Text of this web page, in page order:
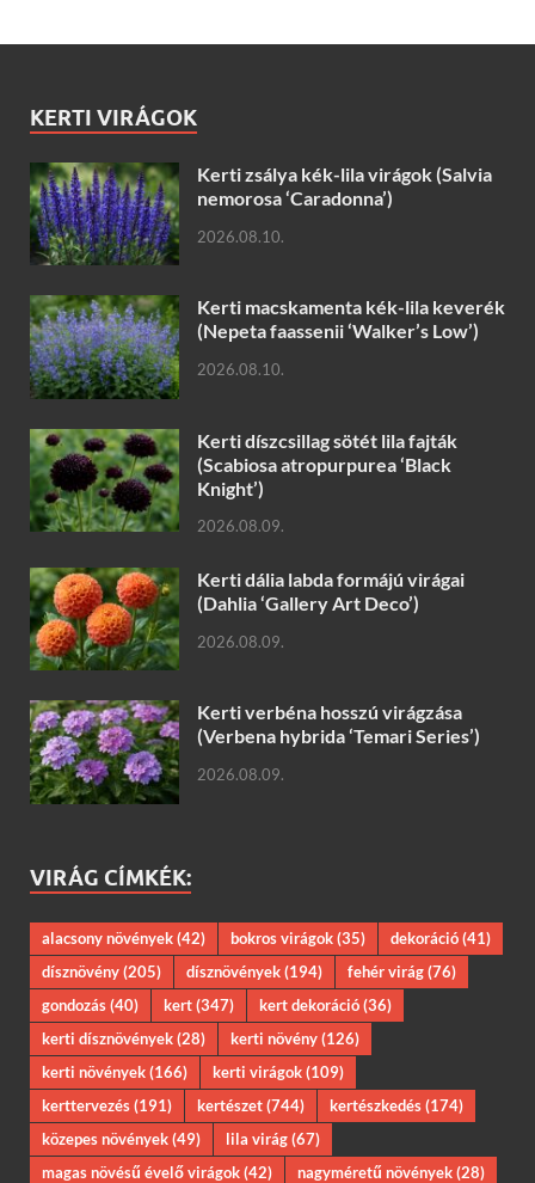
KERTI VIRÁGOK
Kerti zsálya kék-lila virágok (Salvia
nemorosa ‘Caradonna’)
2026.08.10.
Kerti macskamenta kék-lila keverék
(Nepeta faassenii ‘Walker’s Low’)
2026.08.10.
Kerti díszcsillag sötét lila fajták
(Scabiosa atropurpurea ‘Black
Knight’)
2026.08.09.
Kerti dália labda formájú virágai
(Dahlia ‘Gallery Art Deco’)
2026.08.09.
Kerti verbéna hosszú virágzása
(Verbena hybrida ‘Temari Series’)
2026.08.09.
VIRÁG CÍMKÉK:
alacsony növények(42) bokros virágok(35) dekoráció(41)
dísznövény(205) dísznövények(194) fehér virág(76)
gondozás(40) kert(347) kert dekoráció(36)
kerti dísznövények(28) kerti növény(126)
kerti növények(166) kerti virágok(109)
kerttervezés(191) kertészet(744) kertészkedés(174)
közepes növények(49) lila virág(67)
magas növésű évelő virágok(42) nagyméretű növények(28)